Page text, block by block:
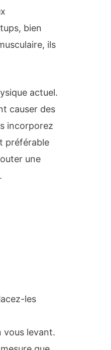
bien
ils
actuel.
causer des
incorporez
préférable
une
les
vous levant.